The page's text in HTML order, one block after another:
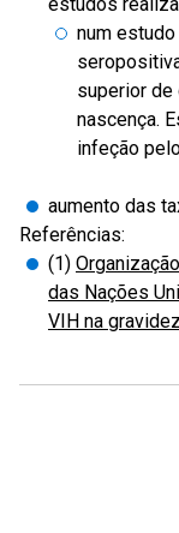
num
superior de
nascença.
infeção
aumento das
Referências:
(1)
das Nações
VIH na